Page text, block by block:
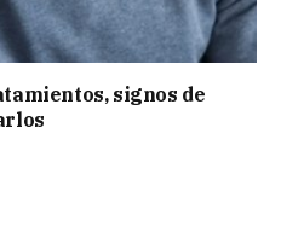
signos de